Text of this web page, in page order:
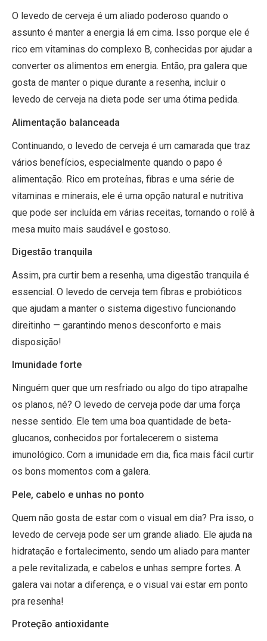
O levedo de cerveja é um aliado poderoso quando o
assunto é manter a energia lá em cima. Isso porque ele é
rico em vitaminas do complexo B, conhecidas por ajudar a
converter os alimentos em energia. Então, pra galera que
gosta de manter o pique durante a resenha, incluir o
levedo de cerveja na dieta pode ser uma ótima pedida.
Alimentação balanceada
Continuando, o levedo de cerveja é um camarada que traz
vários benefícios, especialmente quando o papo é
alimentação. Rico em proteínas, fibras e uma série de
vitaminas e minerais, ele é uma opção natural e nutritiva
que pode ser incluída em várias receitas, tornando o rolê à
mesa muito mais saudável e gostoso.
Digestão tranquila
Assim, pra curtir bem a resenha, uma digestão tranquila é
essencial. O levedo de cerveja tem fibras e probióticos
que ajudam a manter o sistema digestivo funcionando
direitinho — garantindo menos desconforto e mais
disposição!
Imunidade forte
Ninguém quer que um resfriado ou algo do tipo atrapalhe
os planos, né? O levedo de cerveja pode dar uma força
nesse sentido. Ele tem uma boa quantidade de beta-
glucanos, conhecidos por fortalecerem o sistema
imunológico. Com a imunidade em dia, fica mais fácil curtir
os bons momentos com a galera.
Pele, cabelo e unhas no ponto
Quem não gosta de estar com o visual em dia? Pra isso, o
levedo de cerveja pode ser um grande aliado. Ele ajuda na
hidratação e fortalecimento, sendo um aliado para manter
a pele revitalizada, e cabelos e unhas sempre fortes. A
galera vai notar a diferença, e o visual vai estar em ponto
pra resenha!
Proteção antioxidante